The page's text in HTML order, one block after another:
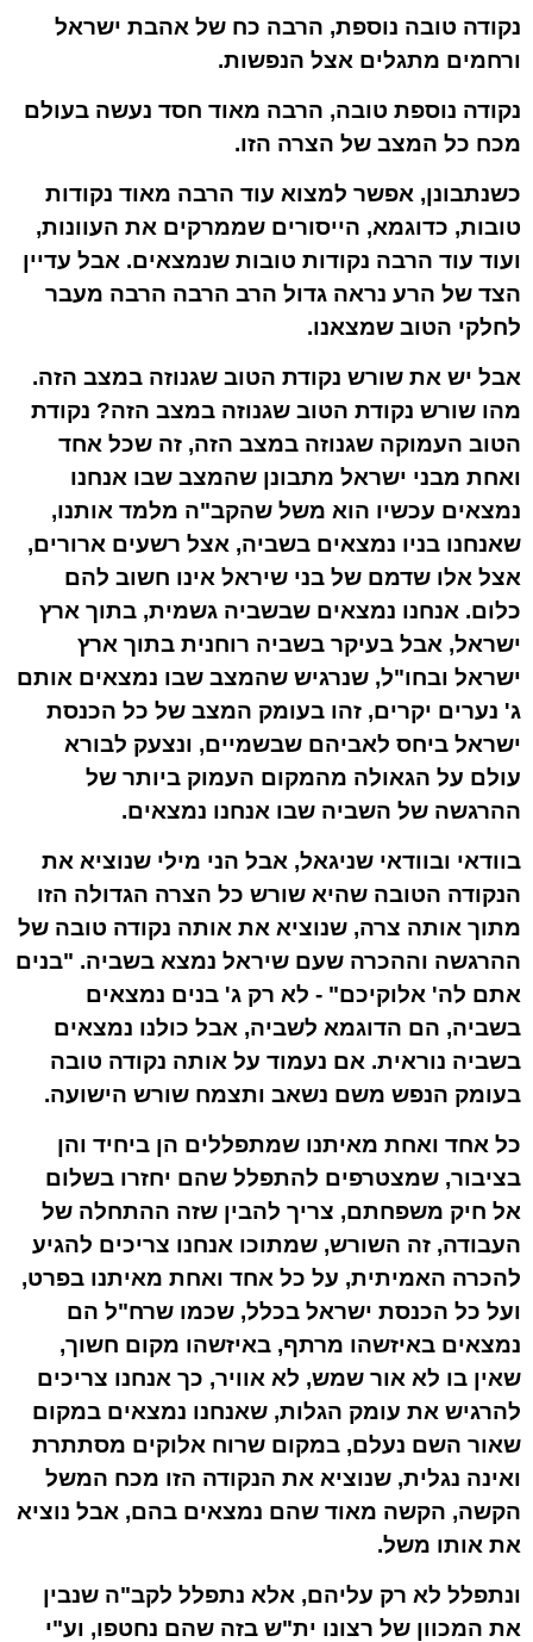
נקודה טובה נוספת, הרבה כח של אהבת ישראל
ורחמים מתגלים אצל הנפשות.
נקודה נוספת טובה, הרבה מאוד חסד נעשה בעולם
מכח כל המצב של הצרה הזו.
כשנתבונן, אפשר למצוא עוד הרבה מאוד נקודות
טובות, כדוגמא, הייסורים שממרקים את העוונות,
ועוד עוד הרבה נקודות טובות שנמצאים. אבל עדיין
הצד של הרע נראה גדול הרב הרבה הרבה מעבר
לחלקי הטוב שמצאנו.
אבל יש את שורש נקודת הטוב שגנוזה במצב הזה.
מהו שורש נקודת הטוב שגנוזה במצב הזה? נקודת
הטוב העמוקה שגנוזה במצב הזה, זה שכל אחד
ואחת מבני ישראל מתבונן שהמצב שבו אנחנו
נמצאים עכשיו הוא משל שהקב"ה מלמד אותנו,
שאנחנו בניו נמצאים בשביה, אצל רשעים ארורים,
אצל אלו שדמם של בני שיראל אינו חשוב להם
כלום. אנחנו נמצאים שבשביה גשמית, בתוך ארץ
ישראל, אבל בעיקר בשביה רוחנית בתוך ארץ
ישראל ובחו"ל, שנרגיש שהמצב שבו נמצאים אותם
ג' נערים יקרים, זהו בעומק המצב של כל הכנסת
ישראל ביחס לאביהם שבשמיים, ונצעק לבורא
עולם על הגאולה מהמקום העמוק ביותר של
ההרגשה של השביה שבו אנחנו נמצאים.
בוודאי ובוודאי שניגאל, אבל הני מילי שנוציא את
הנקודה הטובה שהיא שורש כל הצרה הגדולה הזו
מתוך אותה צרה, שנוציא את אותה נקודה טובה של
ההרגשה וההכרה שעם שיראל נמצא בשביה. "בנים
אתם לה' אלוקיכם" - לא רק ג' בנים נמצאים
בשביה, הם הדוגמא לשביה, אבל כולנו נמצאים
בשביה נוראית. אם נעמוד על אותה נקודה טובה
בעומק הנפש משם נשאב ותצמח שורש הישועה.
כל אחד ואחת מאיתנו שמתפללים הן ביחיד והן
בציבור, שמצטרפים להתפלל שהם יחזרו בשלום
אל חיק משפחתם, צריך להבין שזה ההתחלה של
העבודה, זה השורש, שמתוכו אנחנו צריכים להגיע
להכרה האמיתית, על כל אחד ואחת מאיתנו בפרט,
ועל כל הכנסת ישראל בכלל, שכמו שרח"ל הם
נמצאים באיזשהו מרתף, באיזשהו מקום חשוך,
שאין בו לא אור שמש, לא אוויר, כך אנחנו צריכים
להרגיש את עומק הגלות, שאנחנו נמצאים במקום
שאור השם נעלם, במקום שרוח אלוקים מסתתרת
ואינה נגלית, שנוציא את הנקודה הזו מכח המשל
הקשה, הקשה מאוד שהם נמצאים בהם, אבל נוציא
את אותו משל.
ונתפלל לא רק עליהם, אלא נתפלל לקב"ה שנבין
את המכוון של רצונו ית"ש בזה שהם נחטפו, וע"י